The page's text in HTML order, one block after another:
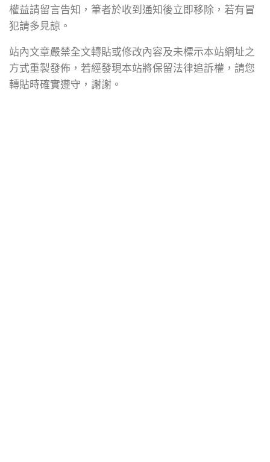
權益請留言告知，筆者於收到通知後立即移除，若有冒
犯請多見諒。
站內文章嚴禁全文轉貼或修改內容及未標示本站網址之
方式重製發佈，若經發現本站將保留法律追訴權，請您
轉貼時確實遵守，謝謝。